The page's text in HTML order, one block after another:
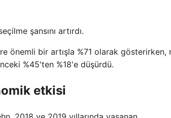
şansını artırdı.
önemli bir artışla %71 olarak gösterirken,
%45'ten %18'e düşürdü.
etkisi